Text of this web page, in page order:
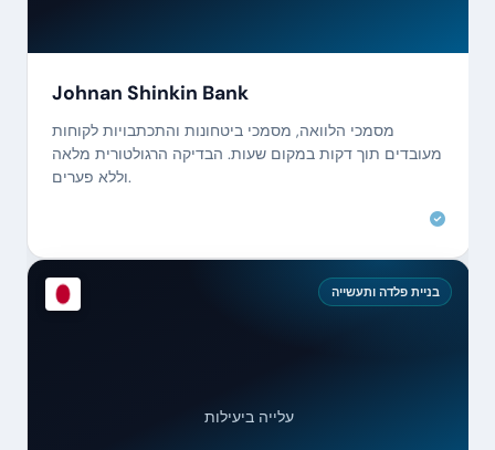
Johnan Shinkin Bank
מסמכי הלוואה, מסמכי ביטחונות והתכתבויות לקוחות
מעובדים תוך דקות במקום שעות. הבדיקה הרגולטורית מלאה
וללא פערים.
בניית פלדה ותעשייה
עלייה ביעילות